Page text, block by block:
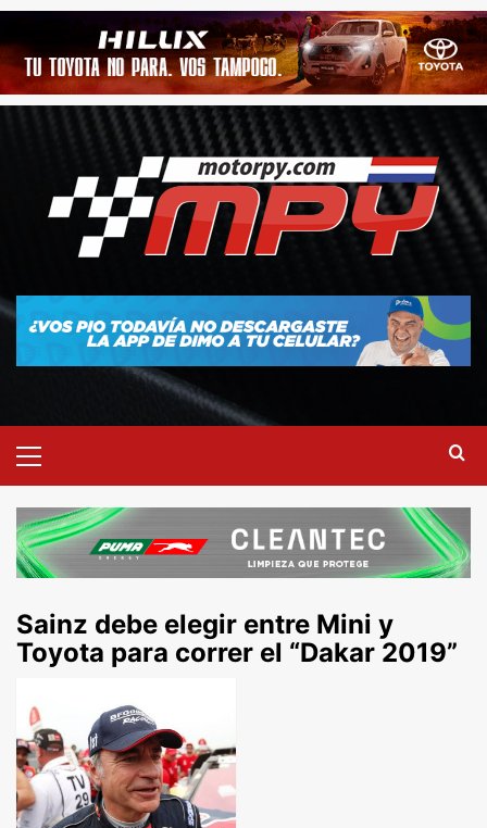
Sainz debe elegir entre Mini y
Toyota para correr el “Dakar 2019”